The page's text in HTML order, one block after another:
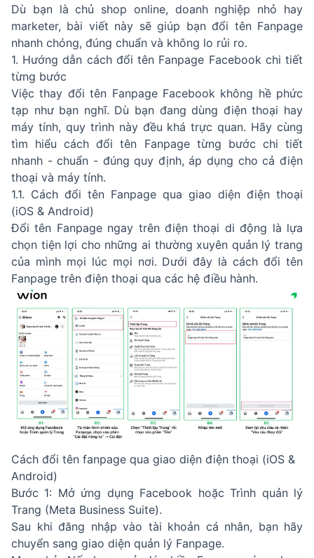
Dù bạn là chủ shop online, doanh nghiệp nhỏ hay
marketer, bài viết này sẽ giúp bạn đổi tên Fanpage
nhanh chóng, đúng chuẩn và không lo rủi ro.
1. Hướng dẫn cách đổi tên Fanpage Facebook chi tiết
từng bước
Việc thay đổi tên Fanpage Facebook không hề phức
tạp như bạn nghĩ. Dù bạn đang dùng điện thoại hay
máy tính, quy trình này đều khá trực quan. Hãy cùng
tìm hiểu cách đổi tên Fanpage từng bước chi tiết
nhanh - chuẩn - đúng quy định, áp dụng cho cả điện
thoại và máy tính.
1.1. Cách đổi tên Fanpage qua giao diện điện thoại
(iOS & Android)
Đổi tên Fanpage ngay trên điện thoại di động là lựa
chọn tiện lợi cho những ai thường xuyên quản lý trang
của mình mọi lúc mọi nơi. Dưới đây là cách đổi tên
Fanpage trên điện thoại qua các hệ điều hành.
Cách đổi tên fanpage qua giao diện điện thoại (iOS &
Android)
Bước 1: Mở ứng dụng Facebook hoặc Trình quản lý
Trang (Meta Business Suite).
Sau khi đăng nhập vào tài khoản cá nhân, bạn hãy
chuyển sang giao diện quản lý Fanpage.